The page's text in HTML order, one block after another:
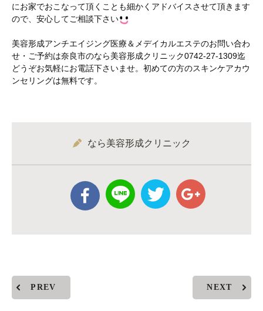
にお家でおこなって頂くことも細かくアドバイスさせて頂きます
ので、安心してご相談下さい
美容形成アンチエイジング医療＆メデイカルエステのお問い合わ
せ・ご予約は奈良市のなら美容形成クリニック0742-27-1309迄
どうぞお気軽にお電話下さいませ。初めての方のスキンケアカウ
ンセリングは無料です。
なら美容形成クリニック
PREV NEXT